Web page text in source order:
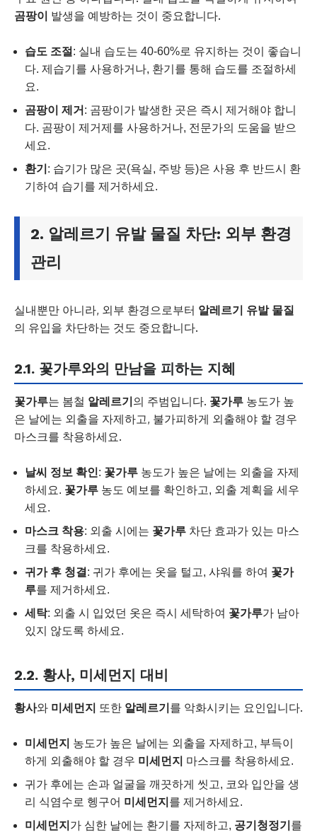
곰팡이 발생을 예방하는 것이 중요합니다.
습도 조절 : 실내 습도는 40-60%로 유지하는 것이 좋습니
다. 제습기를 사용하거나, 환기를 통해 습도를 조절하세
요.
곰팡이 제거 : 곰팡이가 발생한 곳은 즉시 제거해야 합니
다. 곰팡이 제거제를 사용하거나, 전문가의 도움을 받으
세요.
환기 : 습기가 많은 곳(욕실, 주방 등)은 사용 후 반드시 환
기하여 습기를 제거하세요.
2. 알레르기 유발 물질 차단: 외부 환경
관리
실내뿐만 아니라, 외부 환경으로부터 알레르기 유발 물질
의 유입을 차단하는 것도 중요합니다.
2.1. 꽃가루와의 만남을 피하는 지혜
꽃가루는 봄철 알레르기의 주범입니다. 꽃가루 농도가 높
은 날에는 외출을 자제하고, 불가피하게 외출해야 할 경우
마스크를 착용하세요.
날씨 정보 확인: 꽃가루 농도가 높은 날에는 외출을 자제
하세요. 꽃가루 농도 예보를 확인하고, 외출 계획을 세우
세요.
마스크 착용: 외출 시에는 꽃가루 차단 효과가 있는 마스
크를 착용하세요.
귀가 후 청결 : 귀가 후에는 옷을 털고, 샤워를 하여 꽃가
루를 제거하세요.
세탁: 외출 시 입었던 옷은 즉시 세탁하여 꽃가루가 남아
있지 않도록 하세요.
2.2. 황사, 미세먼지 대비
황사와 미세먼지 또한 알레르기를 악화시키는 요인입니다.
미세먼지 농도가 높은 날에는 외출을 자제하고, 부득이
하게 외출해야 할 경우 미세먼지 마스크를 착용하세요.
귀가 후에는 손과 얼굴을 깨끗하게 씻고, 코와 입안을 생
리 식염수로 헹구어 미세먼지 를 제거하세요.
미세먼지 가 심한 날에는 환기를 자제하고, 공기청정기 를